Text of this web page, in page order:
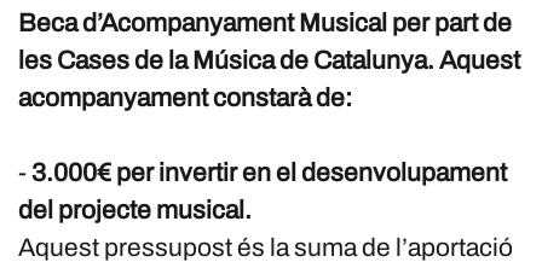
Beca d’Acompanyament Musical per part de
les Cases de la Música de Catalunya. Aquest
acompanyament constarà de:
-3.000€ per invertir en el desenvolupament
del projecte musical.
Aquest pressupost és la suma de l’aportació